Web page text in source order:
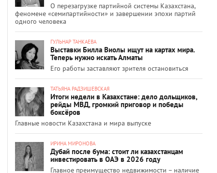
О перезагрузке партийной системы Казахстана,
феномене «семипартийности» и завершении эпохи партий
одного человека
ГУЛЬНАР ТАНКАЕВА
Выставки Билла Виолы ищут на картах мира.
Теперь нужно искать Алматы
Его работы заставляют зрителя остановиться
ТАТЬЯНА РАДЗИШЕВСКАЯ
Итоги недели в Казахстане: дело дольщиков,
рейды МВД, громкий приговор и победы
боксёров
Главные новости Казахстана и мира выпуске
ИРИНА МИРОНОВА
Дубай после бума: стоит ли казахстанцам
инвестировать в ОАЭ в 2026 году
Главное преимущество недвижимости – наличие